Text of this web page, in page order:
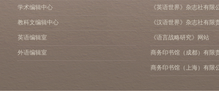
学术编辑中心
教科文编辑中心
英语编辑室
外语编辑室
《英语世界》杂志社有限
《汉语世界》杂志社有限
《语言战略研究》网站
商务印书馆（成都）有限
商务印书馆（上海）有限